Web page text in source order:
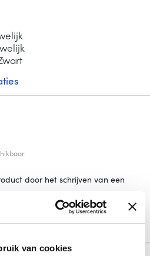
van cookies
door het schrijven van een